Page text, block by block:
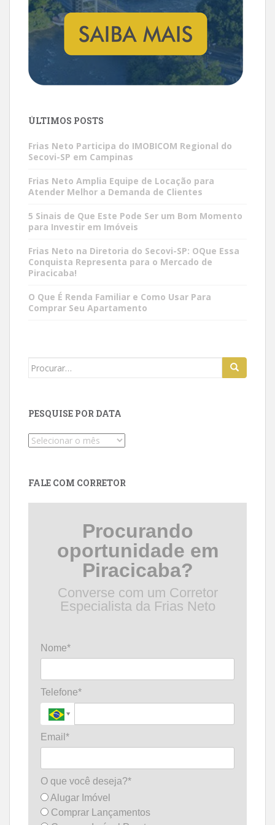
ÚLTIMOS POSTS
Frias Neto Participa do IMOBICOM Regional do
Secovi-SP em Campinas
Frias Neto Amplia Equipe de Locação para
Atender Melhor a Demanda de Clientes
5 Sinais de Que Este Pode Ser um Bom Momento
para Investir em Imóveis
Frias Neto na Diretoria do Secovi-SP: OQue Essa
Conquista Representa para o Mercado de
Piracicaba!
O Que É Renda Familiar e Como Usar Para
Comprar Seu Apartamento
Search
PESQUISE POR DATA
Pesquise
FALE COM CORRETOR
Procurando
oportunidade em
Piracicaba?
Converse com um Corretor
Especialista da Frias Neto
Nome*
Telefone*
Email*
O que você deseja?*
Alugar Imóvel
Comprar Lançamentos